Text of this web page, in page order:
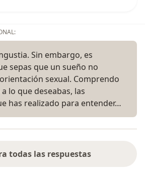
Sin embargo, es
sepas que un sueño no
sexual. Comprendo
lo que deseabas, las
has realizado para entender…
todas las respuestas